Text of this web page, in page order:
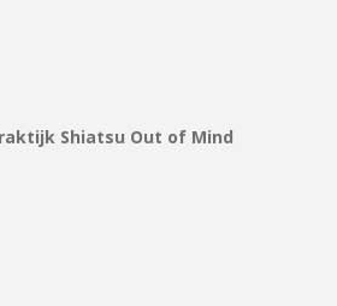
Shiatsu Out of Mind